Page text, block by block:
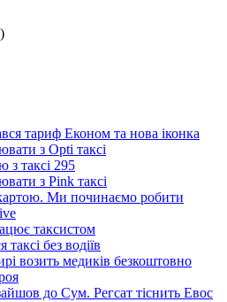
тариф Економ та нова іконка
з Opti таксі
з таксі 295
з Pink таксі
Ми починаємо робити
таксистом
без водіїв
возить медиків безкоштовно
до Сум. Регсат тіснить Евос